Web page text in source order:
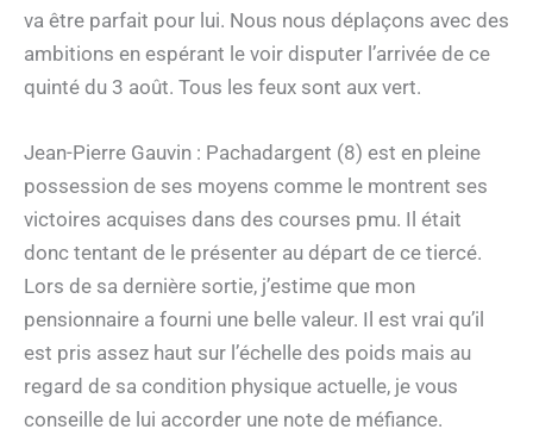
va être parfait pour lui. Nous nous déplaçons avec des
ambitions en espérant le voir disputer l’arrivée de ce
quinté du 3 août. Tous les feux sont aux vert.
Jean-Pierre Gauvin : Pachadargent (8) est en pleine
possession de ses moyens comme le montrent ses
victoires acquises dans des courses pmu. Il était
donc tentant de le présenter au départ de ce tiercé.
Lors de sa dernière sortie, j’estime que mon
pensionnaire a fourni une belle valeur. Il est vrai qu’il
est pris assez haut sur l’échelle des poids mais au
regard de sa condition physique actuelle, je vous
conseille de lui accorder une note de méfiance.